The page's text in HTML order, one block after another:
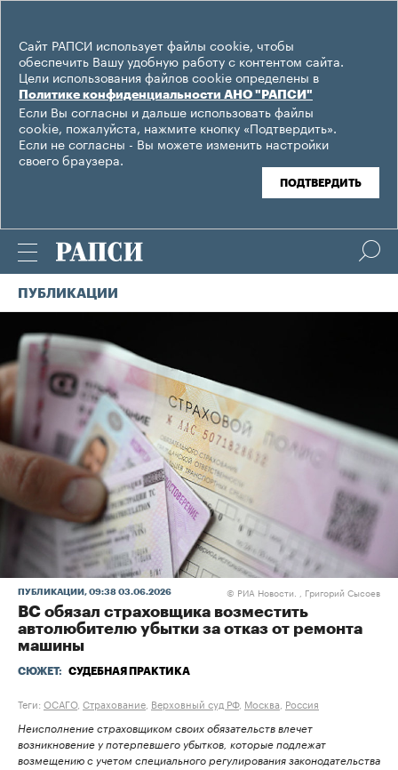
Сайт РАПСИ использует файлы cookie, чтобы
обеспечить Вашу удобную работу с контентом сайта.
Цели использования файлов cookie определены в
Политике конфиденциальности АНО "РАПСИ"
Если Вы согласны и дальше использовать файлы
cookie, пожалуйста, нажмите кнопку «Подтвердить».
Если не согласны - Вы можете изменить настройки
своего браузера.
ПОДТВЕРДИТЬ
ПУБЛИКАЦИИ
ПУБЛИКАЦИИ , 09:38 03.06.2026 © РИА Новости. , Григорий Сысоев
ВС обязал страховщика возместить
автолюбителю убытки за отказ от ремонта
машины
СЮЖЕТ: СУДЕБНАЯ ПРАКТИКА
Теги: ОСАГО, Страхование Верховный суд РФ, Москва Россия
Неисполнение страховщиком своих обязательств влечет
возникновение у потерпевшего убытков, которые подлежат
возмещению с учетом специального регулирования законодательства